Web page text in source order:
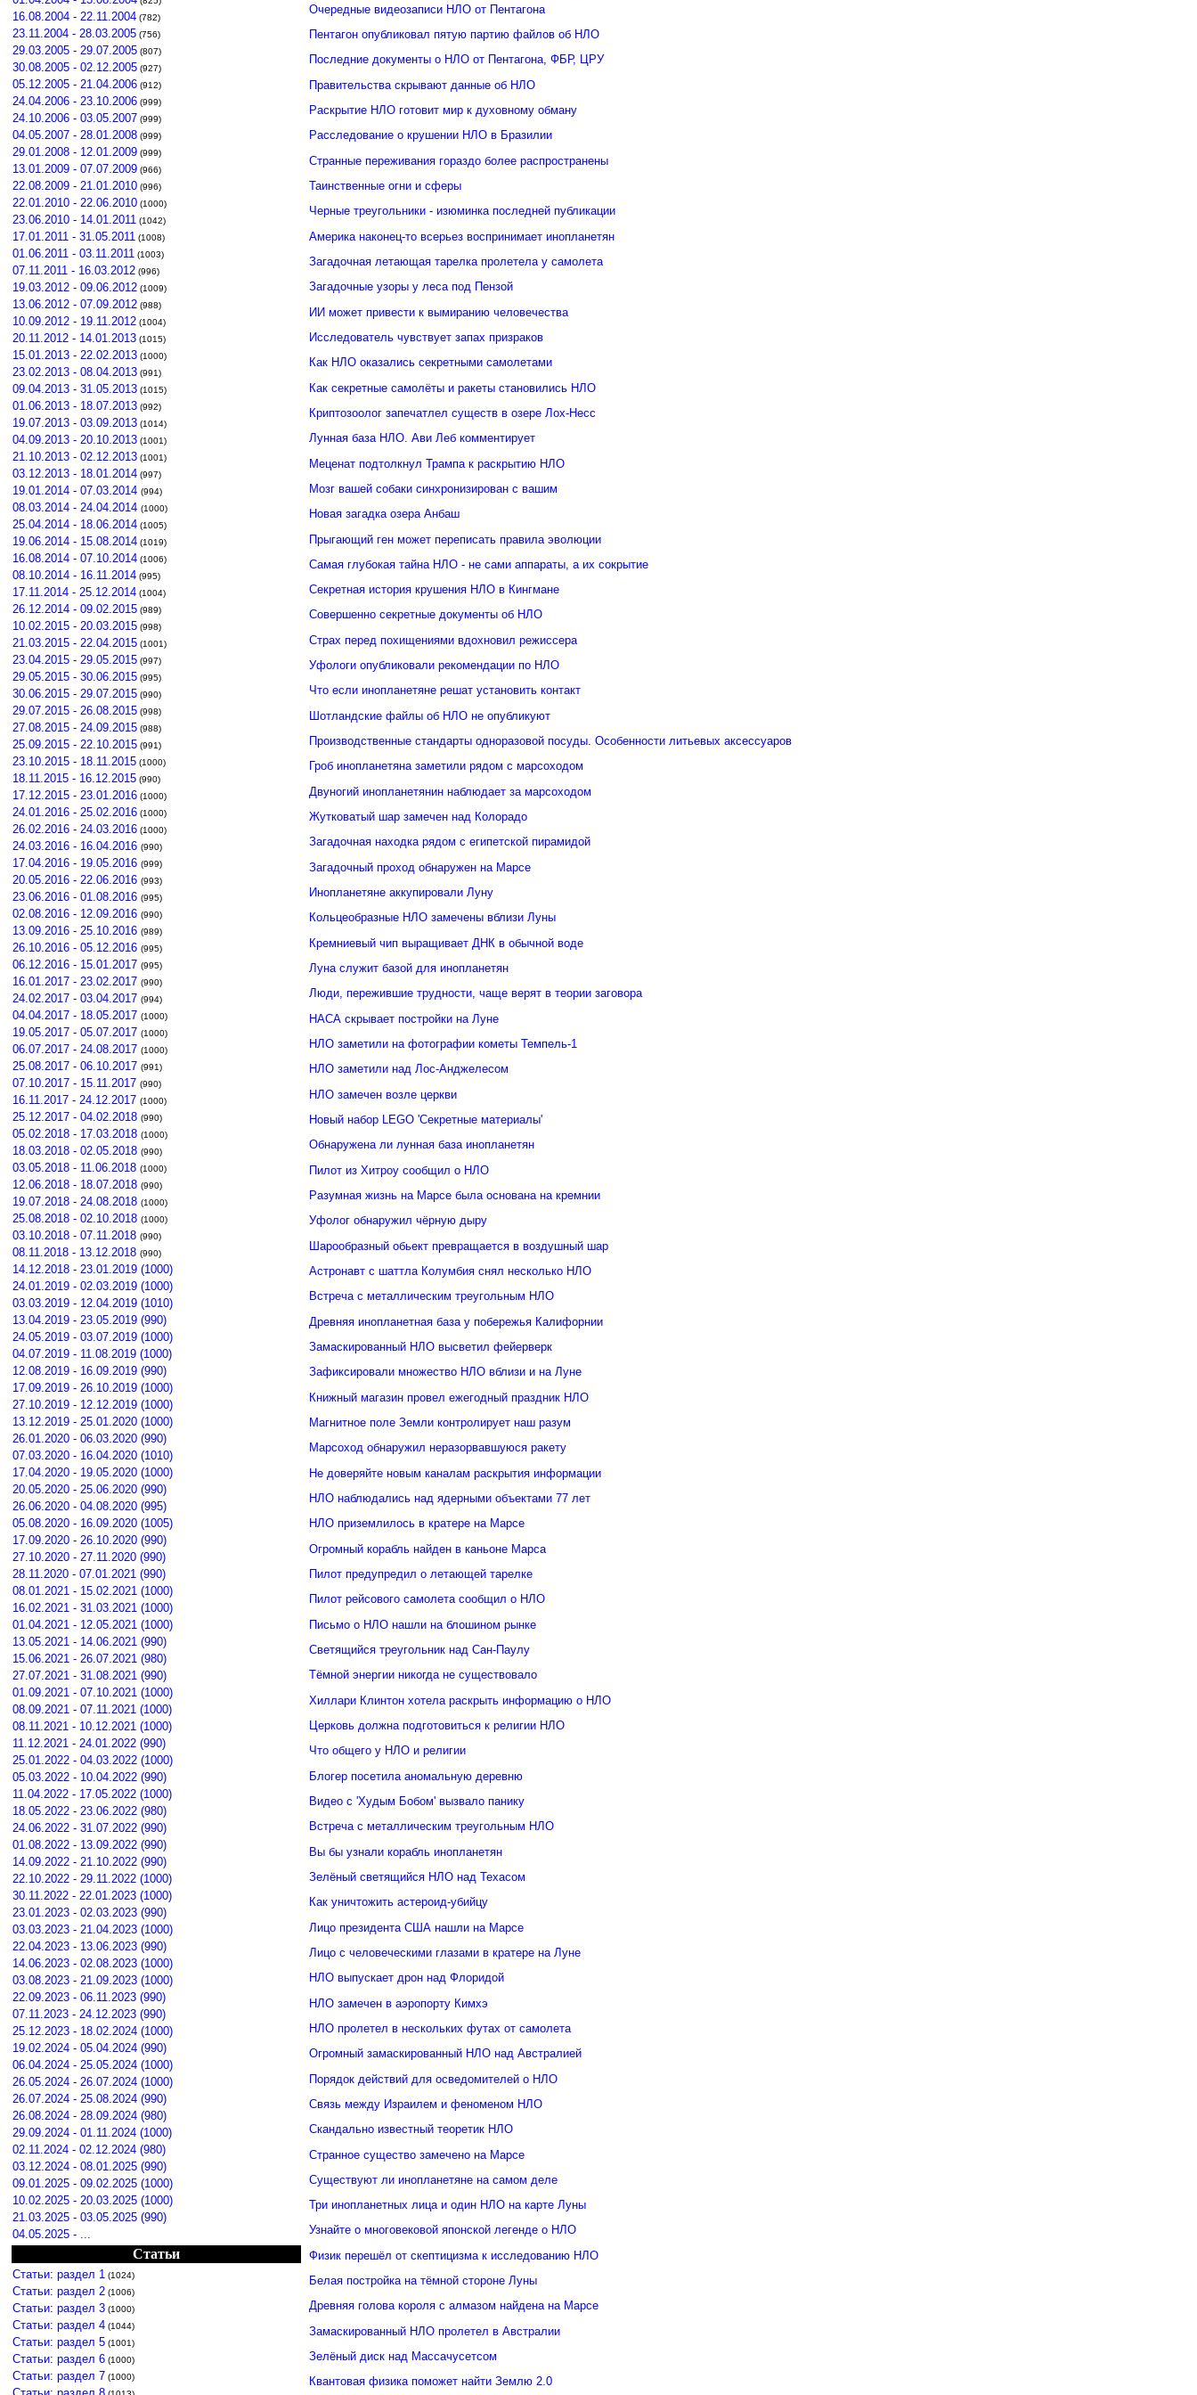
16.08.2004 - 22.11.2004 (782)
23.11.2004 - 28.03.2005 (756)
29.03.2005 - 29.07.2005 (807)
30.08.2005 - 02.12.2005 (927)
05.12.2005 - 21.04.2006 (912)
24.04.2006 - 23.10.2006 (999)
24.10.2006 - 03.05.2007 (999)
04.05.2007 - 28.01.2008 (999)
29.01.2008 - 12.01.2009 (999)
13.01.2009 - 07.07.2009 (966)
22.08.2009 - 21.01.2010 (996)
22.01.2010 - 22.06.2010 (1000)
23.06.2010 - 14.01.2011 (1042)
17.01.2011 - 31.05.2011 (1008)
01.06.2011 - 03.11.2011 (1003)
07.11.2011 - 16.03.2012 (996)
19.03.2012 - 09.06.2012 (1009)
13.06.2012 - 07.09.2012 (988)
10.09.2012 - 19.11.2012 (1004)
20.11.2012 - 14.01.2013 (1015)
15.01.2013 - 22.02.2013 (1000)
23.02.2013 - 08.04.2013 (991)
09.04.2013 - 31.05.2013 (1015)
01.06.2013 - 18.07.2013 (992)
19.07.2013 - 03.09.2013 (1014)
04.09.2013 - 20.10.2013 (1001)
21.10.2013 - 02.12.2013 (1001)
03.12.2013 - 18.01.2014 (997)
19.01.2014 - 07.03.2014 (994)
08.03.2014 - 24.04.2014 (1000)
25.04.2014 - 18.06.2014 (1005)
19.06.2014 - 15.08.2014 (1019)
16.08.2014 - 07.10.2014 (1006)
08.10.2014 - 16.11.2014 (995)
17.11.2014 - 25.12.2014 (1004)
26.12.2014 - 09.02.2015 (989)
10.02.2015 - 20.03.2015 (998)
21.03.2015 - 22.04.2015 (1001)
23.04.2015 - 29.05.2015 (997)
29.05.2015 - 30.06.2015 (995)
30.06.2015 - 29.07.2015 (990)
29.07.2015 - 26.08.2015 (998)
27.08.2015 - 24.09.2015 (988)
25.09.2015 - 22.10.2015 (991)
23.10.2015 - 18.11.2015 (1000)
18.11.2015 - 16.12.2015 (990)
17.12.2015 - 23.01.2016 (1000)
24.01.2016 - 25.02.2016 (1000)
26.02.2016 - 24.03.2016 (1000)
24.03.2016 - 16.04.2016 (990)
17.04.2016 - 19.05.2016 (999)
20.05.2016 - 22.06.2016 (993)
23.06.2016 - 01.08.2016 (995)
02.08.2016 - 12.09.2016 (990)
13.09.2016 - 25.10.2016 (989)
26.10.2016 - 05.12.2016 (995)
06.12.2016 - 15.01.2017 (995)
16.01.2017 - 23.02.2017 (990)
24.02.2017 - 03.04.2017 (994)
04.04.2017 - 18.05.2017 (1000)
19.05.2017 - 05.07.2017 (1000)
06.07.2017 - 24.08.2017 (1000)
25.08.2017 - 06.10.2017 (991)
07.10.2017 - 15.11.2017 (990)
16.11.2017 - 24.12.2017 (1000)
25.12.2017 - 04.02.2018 (990)
05.02.2018 - 17.03.2018 (1000)
18.03.2018 - 02.05.2018 (990)
03.05.2018 - 11.06.2018 (1000)
12.06.2018 - 18.07.2018 (990)
19.07.2018 - 24.08.2018 (1000)
25.08.2018 - 02.10.2018 (1000)
03.10.2018 - 07.11.2018 (990)
08.11.2018 - 13.12.2018 (990)
14.12.2018 - 23.01.2019 (1000)
24.01.2019 - 02.03.2019 (1000)
03.03.2019 - 12.04.2019 (1010)
13.04.2019 - 23.05.2019 (990)
24.05.2019 - 03.07.2019 (1000)
04.07.2019 - 11.08.2019 (1000)
12.08.2019 - 16.09.2019 (990)
17.09.2019 - 26.10.2019 (1000)
27.10.2019 - 12.12.2019 (1000)
13.12.2019 - 25.01.2020 (1000)
26.01.2020 - 06.03.2020 (990)
07.03.2020 - 16.04.2020 (1010)
17.04.2020 - 19.05.2020 (1000)
20.05.2020 - 25.06.2020 (990)
26.06.2020 - 04.08.2020 (995)
05.08.2020 - 16.09.2020 (1005)
17.09.2020 - 26.10.2020 (990)
27.10.2020 - 27.11.2020 (990)
28.11.2020 - 07.01.2021 (990)
08.01.2021 - 15.02.2021 (1000)
16.02.2021 - 31.03.2021 (1000)
01.04.2021 - 12.05.2021 (1000)
13.05.2021 - 14.06.2021 (990)
15.06.2021 - 26.07.2021 (980)
27.07.2021 - 31.08.2021 (990)
01.09.2021 - 07.10.2021 (1000)
08.09.2021 - 07.11.2021 (1000)
08.11.2021 - 10.12.2021 (1000)
11.12.2021 - 24.01.2022 (990)
25.01.2022 - 04.03.2022 (1000)
05.03.2022 - 10.04.2022 (990)
11.04.2022 - 17.05.2022 (1000)
18.05.2022 - 23.06.2022 (980)
24.06.2022 - 31.07.2022 (990)
01.08.2022 - 13.09.2022 (990)
14.09.2022 - 21.10.2022 (990)
22.10.2022 - 29.11.2022 (1000)
30.11.2022 - 22.01.2023 (1000)
23.01.2023 - 02.03.2023 (990)
03.03.2023 - 21.04.2023 (1000)
22.04.2023 - 13.06.2023 (990)
14.06.2023 - 02.08.2023 (1000)
03.08.2023 - 21.09.2023 (1000)
22.09.2023 - 06.11.2023 (990)
07.11.2023 - 24.12.2023 (990)
25.12.2023 - 18.02.2024 (1000)
19.02.2024 - 05.04.2024 (990)
06.04.2024 - 25.05.2024 (1000)
26.05.2024 - 26.07.2024 (1000)
26.07.2024 - 25.08.2024 (990)
26.08.2024 - 28.09.2024 (980)
29.09.2024 - 01.11.2024 (1000)
02.11.2024 - 02.12.2024 (980)
03.12.2024 - 08.01.2025 (990)
09.01.2025 - 09.02.2025 (1000)
10.02.2025 - 20.03.2025 (1000)
21.03.2025 - 03.05.2025 (990)
04.05.2025 - ...
Статьи
Статьи: раздел 1 (1024)
Статьи: раздел 2 (1006)
Статьи: раздел 3 (1000)
Статьи: раздел 4 (1044)
Статьи: раздел 5 (1001)
Статьи: раздел 6 (1000)
Статьи: раздел 7 (1000)
Очередные видеозаписи НЛО от Пентагона
Пентагон опубликовал пятую партию файлов об НЛО
Последние документы о НЛО от Пентагона, ФБР, ЦРУ
Правительства скрывают данные об НЛО
Раскрытие НЛО готовит мир к духовному обману
Расследование о крушении НЛО в Бразилии
Странные переживания гораздо более распространены
Таинственные огни и сферы
Черные треугольники - изюминка последней публикации
Америка наконец-то всерьез воспринимает инопланетян
Загадочная летающая тарелка пролетела у самолета
Загадочные узоры у леса под Пензой
ИИ может привести к вымиранию человечества
Исследователь чувствует запах призраков
Как НЛО оказались секретными самолетами
Как секретные самолёты и ракеты становились НЛО
Криптозоолог запечатлел существ в озере Лох-Несс
Лунная база НЛО. Ави Леб комментирует
Меценат подтолкнул Трампа к раскрытию НЛО
Мозг вашей собаки синхронизирован с вашим
Новая загадка озера Анбаш
Прыгающий ген может переписать правила эволюции
Самая глубокая тайна НЛО - не сами аппараты, а их сокрытие
Секретная история крушения НЛО в Кингмане
Совершенно секретные документы об НЛО
Страх перед похищениями вдохновил режиссера
Уфологи опубликовали рекомендации по НЛО
Что если инопланетяне решат установить контакт
Шотландские файлы об НЛО не опубликуют
Производственные стандарты одноразовой посуды. Особенности литьевых аксессуаров
Гроб инопланетяна заметили рядом с марсоходом
Двуногий инопланетянин наблюдает за марсоходом
Жутковатый шар замечен над Колорадо
Загадочная находка рядом с египетской пирамидой
Загадочный проход обнаружен на Марсе
Инопланетяне аккупировали Луну
Кольцеобразные НЛО замечены вблизи Луны
Кремниевый чип выращивает ДНК в обычной воде
Луна служит базой для инопланетян
Люди, пережившие трудности, чаще верят в теории заговора
НАСА скрывает постройки на Луне
НЛО заметили на фотографии кометы Темпель-1
НЛО заметили над Лос-Анджелесом
НЛО замечен возле церкви
Новый набор LEGO 'Секретные материалы'
Обнаружена ли лунная база инопланетян
Пилот из Хитроу сообщил о НЛО
Разумная жизнь на Марсе была основана на кремнии
Уфолог обнаружил чёрную дыру
Шарообразный обьект превращается в воздушный шар
Астронавт с шаттла Колумбия снял несколько НЛО
Встреча с металлическим треугольным НЛО
Древняя инопланетная база у побережья Калифорнии
Замаскированный НЛО высветил фейерверк
Зафиксировали множество НЛО вблизи и на Луне
Книжный магазин провел ежегодный праздник НЛО
Магнитное поле Земли контролирует наш разум
Марсоход обнаружил неразорвавшуюся ракету
Не доверяйте новым каналам раскрытия информации
НЛО наблюдались над ядерными объектами 77 лет
НЛО приземлилось в кратере на Марсе
Огромный корабль найден в каньоне Марса
Пилот предупредил о летающей тарелке
Пилот рейсового самолета сообщил о НЛО
Письмо о НЛО нашли на блошином рынке
Светящийся треугольник над Сан-Паулу
Тёмной энергии никогда не существовало
Хиллари Клинтон хотела раскрыть информацию о НЛО
Церковь должна подготовиться к религии НЛО
Что общего у НЛО и религии
Блогер посетила аномальную деревню
Видео с 'Худым Бобом' вызвало панику
Встреча с металлическим треугольным НЛО
Вы бы узнали корабль инопланетян
Зелёный светящийся НЛО над Техасом
Как уничтожить астероид-убийцу
Лицо президента США нашли на Марсе
Лицо с человеческими глазами в кратере на Луне
НЛО выпускает дрон над Флоридой
НЛО замечен в аэропорту Кимхэ
НЛО пролетел в нескольких футах от самолета
Огромный замаскированный НЛО над Австралией
Порядок действий для осведомителей о НЛО
Связь между Израилем и феноменом НЛО
Скандально известный теоретик НЛО
Странное существо замечено на Марсе
Существуют ли инопланетяне на самом деле
Три инопланетных лица и один НЛО на карте Луны
Узнайте о многовековой японской легенде о НЛО
Физик перешёл от скептицизма к исследованию НЛО
Белая постройка на тёмной стороне Луны
Древняя голова короля с алмазом найдена на Марсе
Замаскированный НЛО пролетел в Австралии
Зелёный диск над Массачусетсом
Квантовая физика поможет найти Землю 2.0